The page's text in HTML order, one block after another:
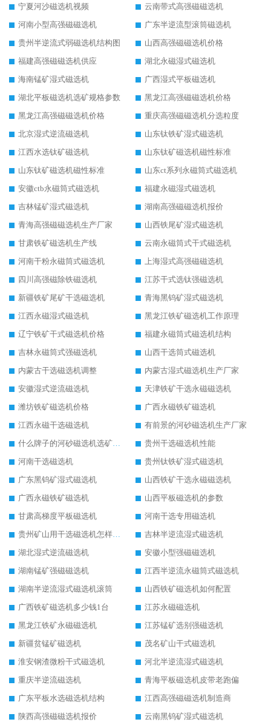
宁夏河沙磁选机视频
云南带式高强磁磁选机
河南小型高强磁磁选机
广东半逆流型滚筒磁选机
贵州半逆流式弱磁选机结构图
山西高强磁磁选机价格
福建高强磁磁选机供应
湖北永磁湿式磁选机
海南锰矿湿式磁选机
广西湿式平板磁选机
湖北平板磁选机选矿规格参数
黑龙江高强磁磁选机价格
黑龙江高强磁磁选机价格
重庆高强磁磁选机分选粒度
北京湿式逆流磁选机
山东钛铁矿湿式磁选机
江西水选钛矿磁选机
山东钛矿磁选机磁性标准
山东钛矿磁选机磁性标准
山东ct系列永磁筒式磁选机
安徽ctb永磁筒式磁选机
福建永磁湿式磁选机
吉林锰矿湿式磁选机
湖南高强磁磁选机报价
青海高强磁磁选机生产厂家
山西铁尾矿湿式磁选机
甘肃铁矿磁选机生产线
云南永磁筒式干式磁选机
河南干粉永磁筒式磁选机
上海湿式高强磁磁选机
四川高强磁除铁磁选机
江苏干式选钛强磁选机
新疆铁矿尾矿干选磁选机
青海黑钨矿湿式磁选机
江西永磁湿式磁选机
黑龙江铁矿磁选机工作原理
辽宁铁矿干式磁选机价格
福建永磁筒式磁选机结构
吉林永磁筒式强磁选机
山西干选筒式磁选机
内蒙古干选磁选机调整
内蒙古湿式磁选机生产厂家
安徽湿式逆流磁选机
天津铁矿干选永磁磁选机
潍坊铁矿磁选机价格
广西永磁铁矿磁选机
江西永磁干选磁选机
有前景的河砂磁选机生产厂家
什么牌子的河砂磁选机选矿效果好
贵州干选磁选机性能
河南干选磁选机
贵州钛铁矿湿式磁选机
广东黑钨矿湿式磁选机
山西铁矿干选永磁磁选机
广西永磁铁矿磁选机
山西平板磁选机的参数
甘肃高梯度平板磁选机
河南干选专用磁选机
贵州矿山用干选磁选机怎样调磁
吉林半逆流湿式磁选机
湖北湿式逆流磁选机
安徽小型强磁磁选机
湖南锰矿强磁磁选机
江西半逆流永磁筒式磁选机
湖南半逆流湿式磁选机滚筒
山西铁矿磁选机如何配置
广西铁矿磁选机多少钱1台
江苏永磁磁选机
黑龙江铁矿永磁磁选机
江苏锰矿选别强磁选机
新疆贫锰矿磁选机
茂名矿山干式磁选机
淮安钢渣微粉干式磁选机
河北半逆流湿式磁选机
重庆半逆流磁选机
青海平板磁选机皮带老跑偏
广东平板水选磁选机结构
江西高强磁磁选机制造商
陕西高强磁磁选机报价
云南黑钨矿湿式磁选机